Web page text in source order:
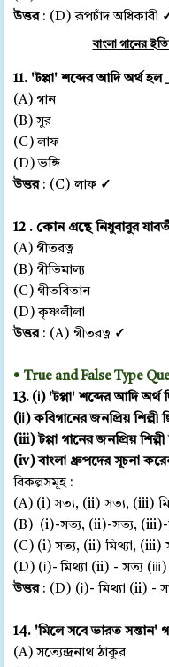
উত্তর : (D) রূপচাঁদ অধিকারী
বাংলা গানের
11. 'টপ্পা' শব্দের আদি অর্থ হল
(A) গান
(B) সুর
(C) লাফ
(D) ভঙ্গি
উত্তর : (C) লাফ ✓
12 . কোন গ্রন্থে নিধুবাবুর
(A) গীতরত্ন
(B) গীতিমাল্য
(C) গীতবিতান
(D) কৃষ্ণলীলা
উত্তর : (A) গীতরত্ন ✓
• True and False Type
13. (ⅰ) 'টপ্পা' শব্দের আদি অর্থ
(ⅱ) কবিগানের জনপ্রিয় শিল্পী
(iii) টপ্পা গানের জনপ্রিয়
(iv) বাংলা ধ্রুপদের সূচনা করেন
বিকল্পসমূহ :
(A) (i) সত্য, (ii) সত্য, (iii)
(B) (i)-সত্য, (ii)-সত্য, (iii)-
(C) (i) সত্য, (ii) মিথ্যা, (iii)
(D) (ⅰ)- মিথ্যা (ii) - সত্য
উত্তর : (D) (ⅰ)- মিথ্যা (ii) -
14. 'মিলে সবে ভারত সন্তান'
(A) সত্যেন্দ্রনাথ ঠাকুর